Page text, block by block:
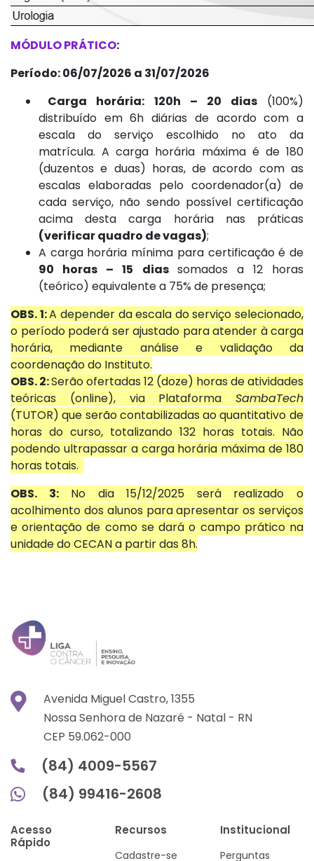
MÓDULO PRÁTICO:
Período: 06/07/2026 a 31/07/2026
Carga horária:
120h – 20 dias (100%)
distribuído em 6h diárias de acordo com a
escala do serviço escolhido no ato da
matrícula. A carga horária máxima é de 180
(duzentos e duas) horas, de acordo com as
escalas elaboradas pelo coordenador(a) de
cada serviço, não sendo possível certificação
acima desta carga horária nas práticas
(verificar quadro de vagas);
A carga horária mínima para certificação é de
90 horas – 15 dias somados a 12 horas
(teórico) equivalente a 75% de presença;
OBS. 1:A depender da escala do serviço selecionado,
o período poderá ser ajustado para atender à carga
horária, mediante análise e validação da
coordenação do Instituto.
OBS. 2:Serão ofertadas 12 (doze) horas de atividades
teóricas (online), via Plataforma SambaTech
(TUTOR) que serão contabilizadas ao quantitativo de
horas do curso, totalizando 132 horas totais. Não
podendo ultrapassar a carga horária máxima de 180
horas totais.
OBS. 3:No dia 15/12/2025 será realizado o
acolhimento dos alunos para apresentar os serviços
e orientação de como se dará o campo prático na
unidade do CECAN a partir das 8h.
Avenida Miguel Castro, 1355
Nossa Senhora de Nazaré - Natal - RN
CEP 59.062-000
(84) 4009-5567
(84) 99416-2608
Acesso
Rápido
Recursos
Cadastre-se
Institucional
Perguntas